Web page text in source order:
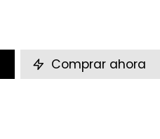
Comprar ahora